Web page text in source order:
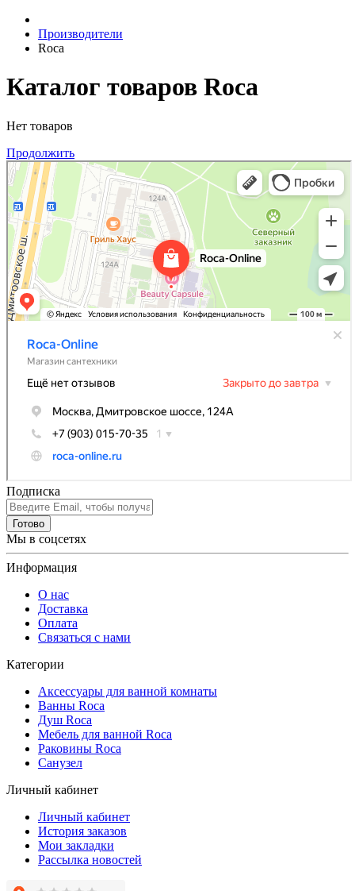
Производители
Roca
Каталог товаров Roca
Нет товаров
Продолжить
Подписка
Готово
Мы в соцсетях
Информация
О нас
Доставка
Оплата
Связаться с нами
Категории
Аксессуары для ванной комнаты
Ванны Roca
Душ Roca
Мебель для ванной Roca
Раковины Roca
Санузел
Личный кабинет
Личный кабинет
История заказов
Мои закладки
Рассылка новостей